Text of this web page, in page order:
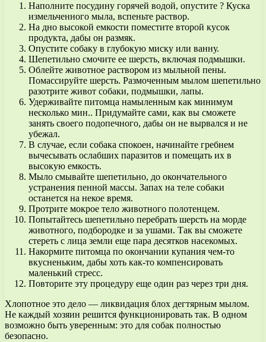
Наполните посудину горячей водой, опустите ? Куска
измельченного мыла, вспеньте раствор.
На дно высокой емкости поместите второй кусок
продукта, дабы он размяк.
Опустите собаку в глубокую миску или ванну.
Шепетильно смочите ее шерсть, включая подмышки.
Облейте животное раствором из мыльной пены.
Помассируйте шерсть. Размоченным мылом шепетильно
разотрите живот собаки, подмышки, лапы.
Удерживайте питомца намыленным как минимум
несколько мин.. Придумайте сами, как вы сможете
занять своего подопечного, дабы он не вырвался и не
убежал.
В случае, если собака спокоен, начинайте гребнем
вычесывать ослабших паразитов и помещать их в
высокую емкость.
Мыло смывайте шепетильно, до окончательного
устранения пенной массы. Запах на теле собаки
останется на некое время.
Протрите мокрое тело животного полотенцем.
Попытайтесь шепетильно перебрать шерсть на морде
животного, подбородке и за ушами. Так вы сможете
стереть с лица земли еще пара десятков насекомых.
Накормите питомца по окончании купания чем-то
вкусненьким, дабы хоть как-то компенсировать
маленький стресс.
Повторите эту процедуру еще один раз через три дня.
Хлопотное это дело — ликвидация блох дегтярным мылом.
Не каждый хозяин решится функционировать так. В одном
возможно быть уверенным: это для собак полностью
безопасно.